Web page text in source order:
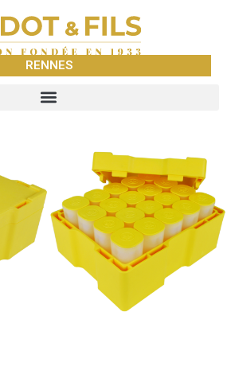
RENNES